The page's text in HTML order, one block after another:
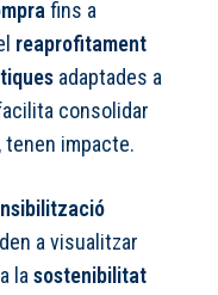
fins a
reaprofitament
adaptades a
consolidar
tenen impacte.
a visualitzar
la sostenibilitat